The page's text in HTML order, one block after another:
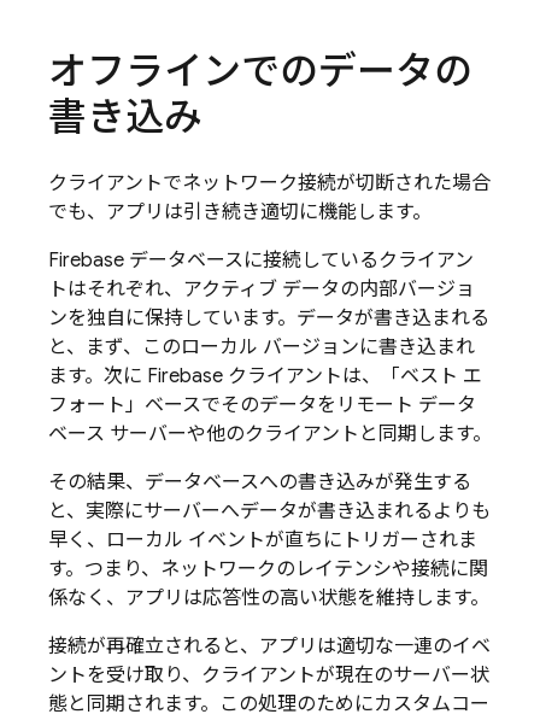
オフラインでのデータの
書き込み
クライアントでネットワーク接続が切断された場合
でも、アプリは引き続き適切に機能します。
Firebase データベースに接続しているクライアン
トはそれぞれ、アクティブ データの内部バージョ
ンを独自に保持しています。データが書き込まれる
と、まず、このローカル バージョンに書き込まれ
ます。次に Firebase クライアントは、「ベスト エ
フォート」ベースでそのデータをリモート データ
ベース サーバーや他のクライアントと同期します。
その結果、データベースへの書き込みが発生する
と、実際にサーバーへデータが書き込まれるよりも
早く、ローカル イベントが直ちにトリガーされま
す。つまり、ネットワークのレイテンシや接続に関
係なく、アプリは応答性の高い状態を維持します。
接続が再確立されると、アプリは適切な一連のイベ
ントを受け取り、クライアントが現在のサーバー状
態と同期されます。この処理のためにカスタムコー